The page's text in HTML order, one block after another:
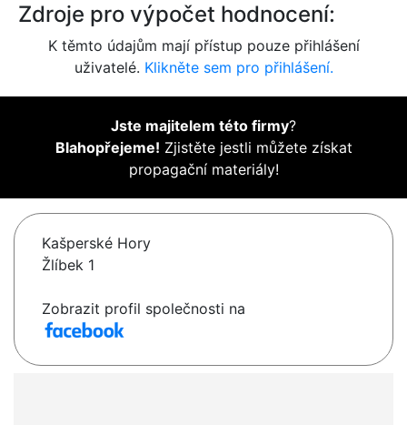
Zdroje pro výpočet hodnocení:
K těmto údajům mají přístup pouze přihlášení
uživatelé. Klikněte sem pro přihlášení.
Jste majitelem této firmy?
Blahopřejeme! Zjistěte jestli můžete získat
propagační materiály!
Kašperské Hory
Žlíbek 1
Zobrazit profil společnosti na